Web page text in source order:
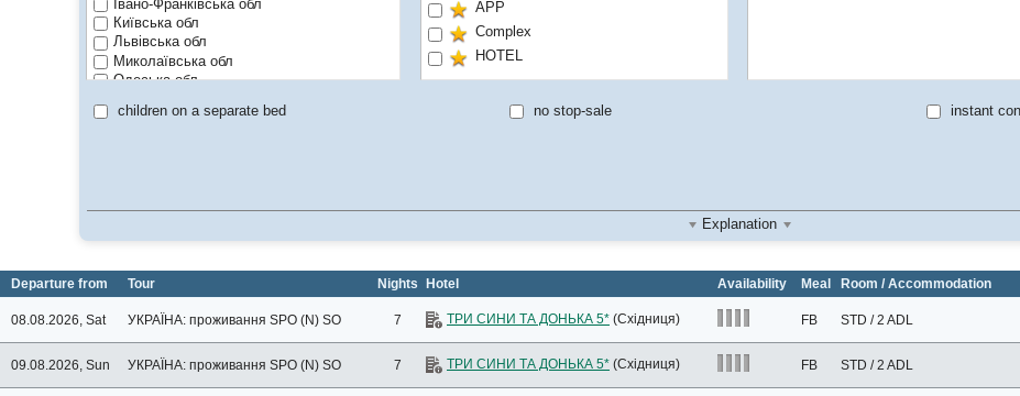
Івано-Франківська обл
Київська обл
Львівська обл
Миколаївська обл
Одеська обл
Хмельницька обл
APP
Complex
HOTEL
children on a separate bed no stop-sale instant
Explanation
Departure from Tour Nights Hotel Availability Meal Room / Accommodation
08.08.2026, Sat УКРАЇНА: проживання SPO (N) SO 7 ТРИ СИНИ ТА ДОНЬКА 5* (Східниця) FB STD / 2 ADL
09.08.2026, Sun УКРАЇНА: проживання SPO (N) SO 7 ТРИ СИНИ ТА ДОНЬКА 5* (Східниця) FB STD / 2 ADL